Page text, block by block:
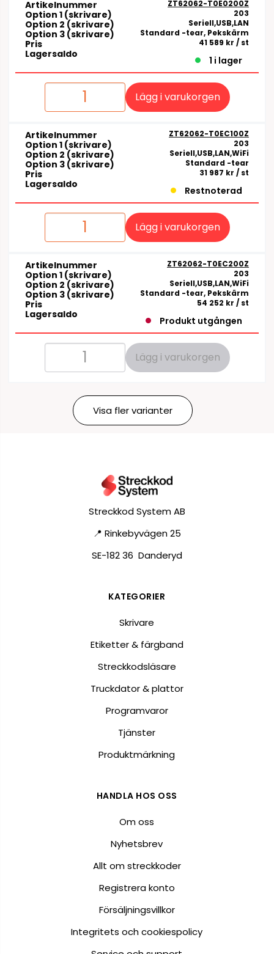
Artikelnummer ZT62062-T0E0200Z
Option 1 (skrivare) 203
Option 2 (skrivare) Seriell,USB,LAN
Option 3 (skrivare) Standard -tear, Pekskärm
Pris 41 589 kr / st
Lagersaldo
1 i lager
Lägg i varukorgen
Artikelnummer ZT62062-T0EC100Z
Option 1 (skrivare) 203
Option 2 (skrivare) Seriell,USB,LAN,WiFi
Option 3 (skrivare) Standard -tear
Pris 31 987 kr / st
Lagersaldo
Restnoterad
Lägg i varukorgen
Artikelnummer ZT62062-T0EC200Z
Option 1 (skrivare) 203
Option 2 (skrivare) Seriell,USB,LAN,WiFi
Option 3 (skrivare) Standard -tear, Pekskärm
Pris 54 252 kr / st
Lagersaldo
Produkt utgången
Lägg i varukorgen
Visa fler varianter
Streckkod System AB
📍 Rinkebyvägen 25
SE-182 36 Danderyd
KATEGORIER
Skrivare
Etiketter & färgband
Streckkodsläsare
Truckdator & plattor
Programvaror
Tjänster
Produktmärkning
HANDLA HOS OSS
Om oss
Nyhetsbrev
Allt om streckkoder
Registrera konto
Försäljningsvillkor
Integritets och cookiespolicy